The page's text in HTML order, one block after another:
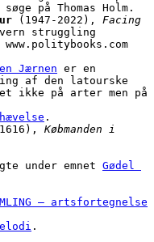
på Thomas Holm.
(1947-2022), Facing
struggling
Jærnen er en
af den latourske
ikke på arter men på
.
Købmanden i
under emnet Gødel
– artsfortegnelse
.